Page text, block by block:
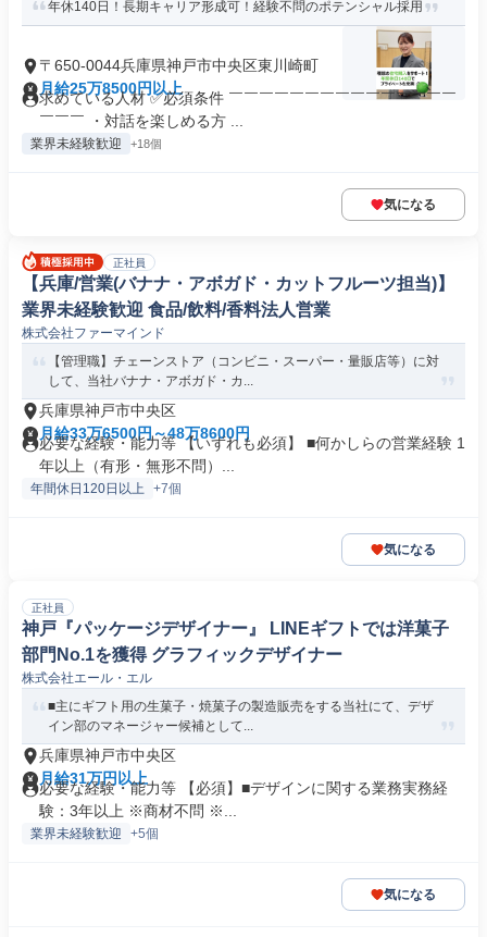
年休140日！長期キャリア形成可！経験不問のポテンシャル採用
〒650-0044兵庫県神戸市中央区東川崎町
月給25万8500円以上
求めている人材 ✅必須条件 ￣￣￣￣￣￣￣￣￣￣￣￣￣￣￣
￣￣￣ ・対話を楽しめる方 ...
業界未経験歓迎 +18個
気になる
正社員
【兵庫/営業(バナナ・アボガド・カットフルーツ担当)】
業界未経験歓迎 食品/飲料/香料法人営業
株式会社ファーマインド
【管理職】チェーンストア（コンビニ・スーパー・量販店等）に対
して、当社バナナ・アボガド・カ...
兵庫県神戸市中央区
月給33万6500円～48万8600円
必要な経験・能力等 【いずれも必須】 ■何かしらの営業経験 1
年以上（有形・無形不問）...
年間休日120日以上 +7個
気になる
正社員
神戸『パッケージデザイナー』 LINEギフトでは洋菓子
部門No.1を獲得 グラフィックデザイナー
株式会社エール・エル
■主にギフト用の生菓子・焼菓子の製造販売をする当社にて、デザ
イン部のマネージャー候補として...
兵庫県神戸市中央区
月給31万円以上
必要な経験・能力等 【必須】■デザインに関する業務実務経
験：3年以上 ※商材不問 ※...
業界未経験歓迎 +5個
気になる